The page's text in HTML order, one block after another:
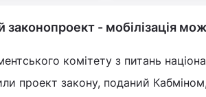
законопроект - мобілізація
комітету з питань
проект закону, поданий